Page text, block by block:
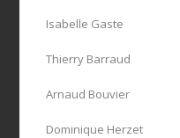
Isabelle Gaste
Thierry Barraud
Arnaud Bouvier
Dominique Herzet